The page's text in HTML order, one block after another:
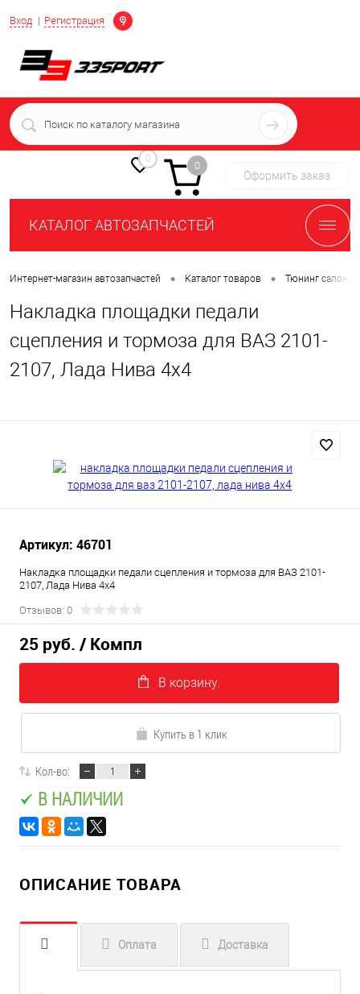
Вход Регистрация
Определение
+7 (939) 716-10-06
пн-пт 7:00-16:00 МСК
0
0
Оформить заказ
КАТАЛОГ АВТОЗАПЧАСТЕЙ
Интернет-магазин автозапчастей • Каталог товаров • Тюнинг салона
Накладка площадки педали
сцепления и тормоза для ВАЗ 2101-
2107, Лада Нива 4х4
Артикул: 46701
Накладка площадки педали сцепления и тормоза для ВАЗ 2101-
2107, Лада Нива 4х4
Отзывов: 0
25 руб. / Компл
В корзину.
Купить в 1 клик
Кол-во:
В НАЛИЧИИ
ОПИСАНИЕ ТОВАРА
Оплата Доставка